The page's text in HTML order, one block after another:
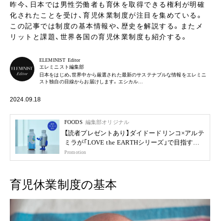
昨今、日本では男性労働者も育休を取得できる権利が明確
化されたことを受け、育児休業制度が注目を集めている。
この記事では制度の基本情報や、歴史を解説する。またメ
リットと課題、世界各国の育児休業制度も紹介する。
ELEMINIST Editor
エレミニスト編集部
日本をはじめ、世界中から厳選された最新のサステナブルな情報をエレミニ
スト独自の目線からお届けします。エシカル…
2024.09.18
FOODS 編集部オリジナル
【読者プレゼントあり】ダイドードリンコ×アルテ
ミラが「LOVE the EARTHシリーズ」で目指す未
来
Promotion
育児休業制度の基本